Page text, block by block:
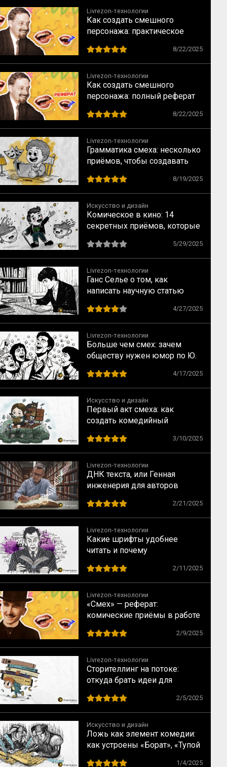
Livrezon-технологии
Как создать смешного
персонажа: практическое
комического
8/22/2025
Livrezon-технологии
Как создать смешного
персонажа: полный реферат
«Проблемы комизма и
смеха»
8/22/2025
Livrezon-технологии
Грамматика смеха: несколько
приёмов, чтобы создавать
8/19/2025
Искусство и дизайн
Комическое в кино: 14
секретных приёмов, которые
5/29/2025
Livrezon-технологии
Ганс Селье о том, как
написать научную статью
4/27/2025
Livrezon-технологии
Больше чем смех: зачем
обществу нужен юмор по Ю.
4/17/2025
Искусство и дизайн
Первый акт смеха: как
создать комедийный
ваш сценарий
3/10/2025
Livrezon-технологии
ДНК текста, или Генная
инженерия для авторов
2/21/2025
Livrezon-технологии
Какие шрифты удобнее
читать и почему
2/11/2025
Livrezon-технологии
«Смех» — реферат:
комические приёмы в работе
2/9/2025
Livrezon-технологии
Сторителлинг на потоке:
откуда брать идеи для
2/5/2025
Искусство и дизайн
Ложь как элемент комедии:
как устроены «Борат», «Тупой
1/4/2025